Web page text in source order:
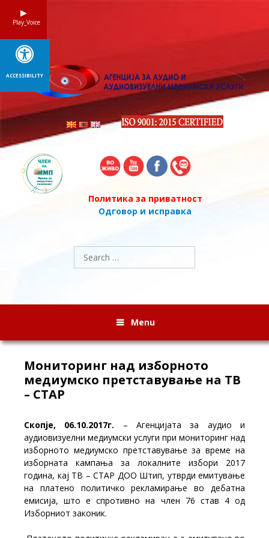
Политика за приватност
Одговор и исправка
Search
for:
Menu
Мониторинг над изборното
медиумско претставување на ТВ
– СТАР
Скопје, 06.10.2017г. – Агенцијата за аудио и
аудиовизуелни медиумски услуги при мониторинг над
изборното медиумско претставување за време на
изборната кампања за локалните избори 2017
година, кај ТВ – СТАР ДОО Штип, утврди емитување
на платено политичко рекламирање во дебатна
емисија, што е спротивно на член 76 став 4 од
Изборниот законик.
Play_Voice
ACCESSIBILITY